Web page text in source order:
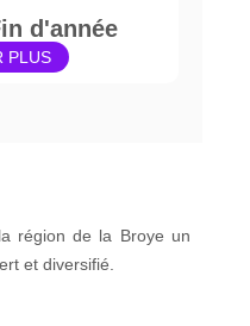
d'année
PLUS
région de la Broye un
et diversifié.